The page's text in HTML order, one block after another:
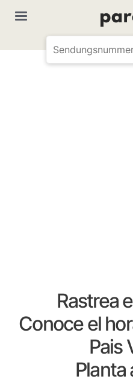
Rastrea
Conoce el
Pais
Planta